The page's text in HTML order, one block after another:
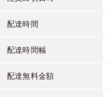
配達時間
配達時間幅
配達無料金額